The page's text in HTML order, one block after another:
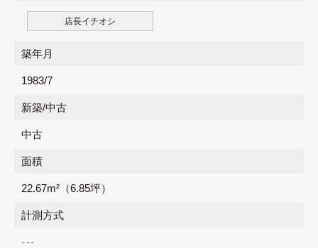
店長イチオシ
築年月
1983/7
新築/中古
中古
面積
22.67m² （6.85坪）
計測方式
---